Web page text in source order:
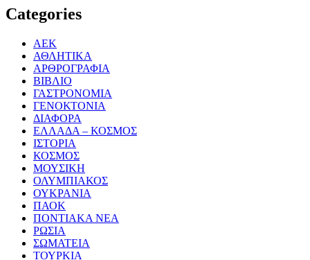
Categories
ΑΕΚ
ΑΘΛΗΤΙΚΑ
ΑΡΘΡΟΓΡΑΦΙΑ
ΒΙΒΛΙΟ
ΓΑΣΤΡΟΝΟΜΙΑ
ΓΕΝΟΚΤΟΝΙΑ
ΔΙΑΦΟΡΑ
ΕΛΛΑΔΑ – ΚΟΣΜΟΣ
ΙΣΤΟΡΙΑ
ΚΟΣΜΟΣ
ΜΟΥΣΙΚΗ
ΟΛΥΜΠΙΑΚΟΣ
ΟΥΚΡΑΝΙΑ
ΠΑΟΚ
ΠΟΝΤΙΑΚΑ ΝΕΑ
ΡΩΣΙΑ
ΣΩΜΑΤΕΙΑ
ΤΟΥΡΚΙΑ